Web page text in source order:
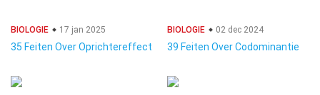
BIOLOGIE 17 jan 2025
35 Feiten Over Oprichtereffect
BIOLOGIE 02 dec 2024
39 Feiten Over Codominantie